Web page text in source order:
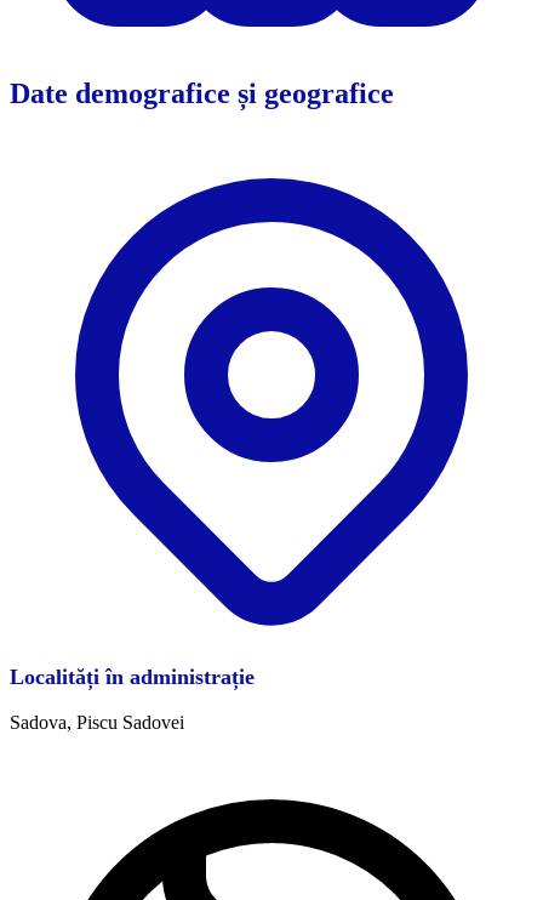
Date demografice și geografice
Localități în administrație
Sadova, Piscu Sadovei